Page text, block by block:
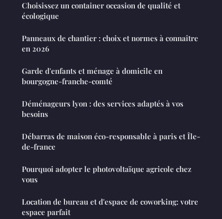
Choisissez un container occasion de qualité et
écologique
Panneaux de chantier : choix et normes à connaître
en 2026
Garde d'enfants et ménage à domicile en
bourgogne-franche-comté
Déménageurs lyon : des services adaptés à vos
besoins
Débarras de maison éco-responsable à paris et Île-
de-france
Pourquoi adopter le photovoltaïque agricole chez
vous
Location de bureau et d'espace de coworking: votre
espace parfait